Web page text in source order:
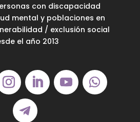
con discapacidad
mental y poblaciones en
/ exclusión social
el año 2013